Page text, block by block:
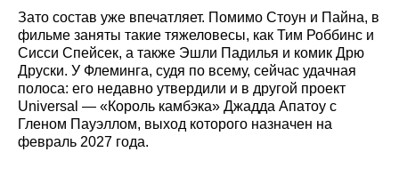
Зато состав уже впечатляет. Помимо Стоун и Пайна, в
фильме заняты такие тяжеловесы, как Тим Роббинс и
Сисси Спейсек, а также Эшли Падилья и комик Дрю
Друски. У Флеминга, судя по всему, сейчас удачная
полоса: его недавно утвердили и в другой проект
Universal — «Король камбэка» Джадда Апатоу с
Гленом Пауэллом, выход которого назначен на
февраль 2027 года.